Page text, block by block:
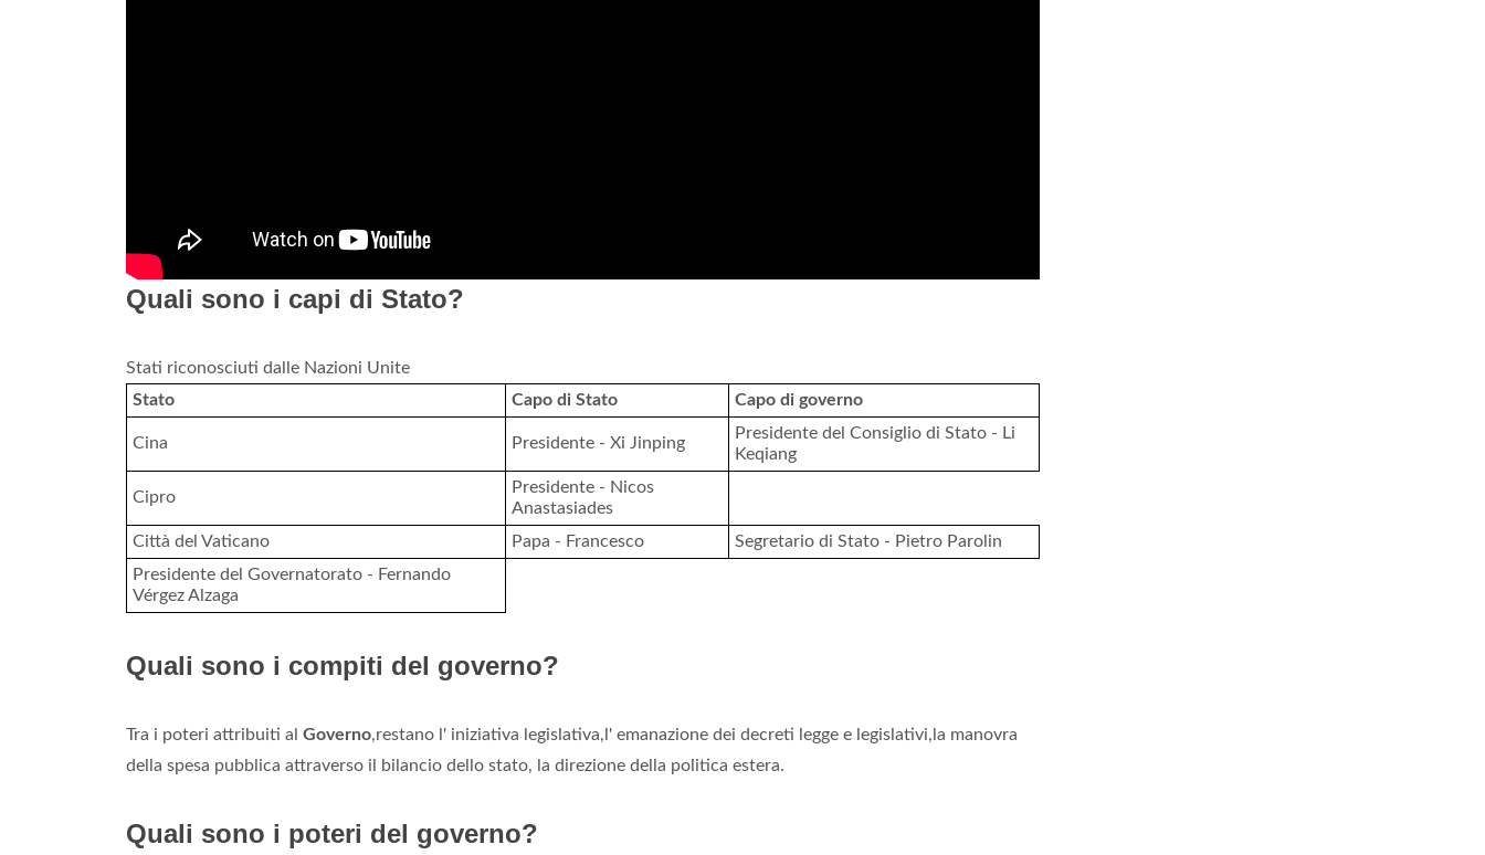
Quali sono i capi di Stato?
Stati riconosciuti dalle Nazioni Unite
Stato
Capo di Stato Capo di governo
Cina Presidente - Xi Jinping
Presidente del Consiglio di Stato - Li
Keqiang
Cipro
Presidente - Nicos
Anastasiades
Città del Vaticano
Papa - Francesco
Segretario di Stato - Pietro Parolin
Presidente del Governatorato - Fernando
Vérgez Alzaga
Quali sono i compiti del governo?
Tra i poteri attribuiti al Governo,restano l' iniziativa legislativa,l' emanazione dei decreti legge e legislativi,la manovra
della spesa pubblica attraverso il bilancio dello stato, la direzione della politica estera.
Quali sono i poteri del governo?